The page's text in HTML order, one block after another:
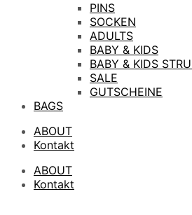
PINS
SOCKEN
ADULTS
BABY & KIDS
BABY & KIDS
SALE
GUTSCHEINE
BAGS
ABOUT
Kontakt
ABOUT
Kontakt